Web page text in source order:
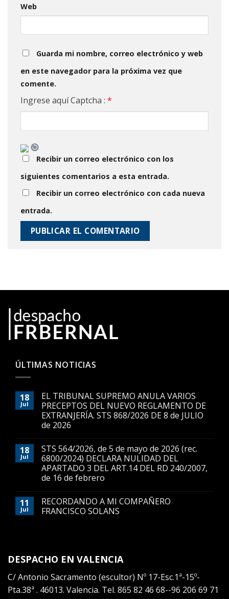
Web
Guarda mi nombre, correo electrónico y web
en este navegador para la próxima vez que
comente.
Ingrese aquí Captcha : *
Recibir un correo electrónico con los
siguientes comentarios a esta entrada.
Recibir un correo electrónico con cada nueva
entrada.
ÚLTIMAS NOTICIAS
18
Jul
EL TRIBUNAL SUPREMO ANULA VARIOS
PRECEPTOS DEL NUEVO REGLAMENTO DE
EXTRANJERÍA. STS 868/2026 DE 8 de JULIO
de 2026
18
Jul
STS 564/2026, de 5 de mayo de 2026 (rec.
6800/2024) DECLARA NULIDAD DEL
APARTADO 3 DEL ART.14 DEL RD 240/2007,
de 16 de febrero
11
Jul
RECORDANDO A MI COMPAÑERO
FRANCISCO SOLANS
DESPACHO EN VALENCIA
C/ Antonio Sacramento (escultor) Nº 17-Esc.1ª-15º-
Pta.38ª . 46013. Valencia. Tel. 865 82 46 68--96 206 69 71